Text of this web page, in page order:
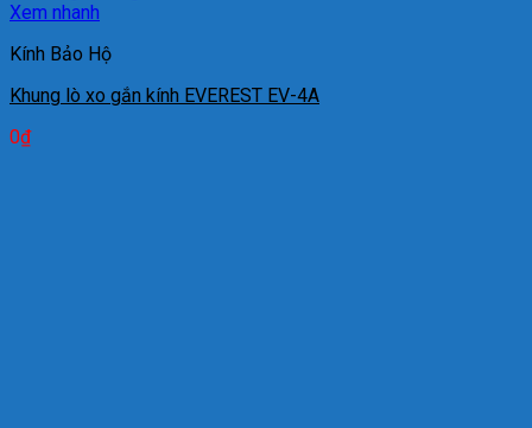
Xem nhanh
Kính Bảo Hộ
Khung lò xo gắn kính EVEREST EV-4A
0₫